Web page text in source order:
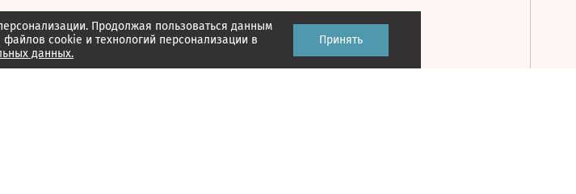
Продолжая пользоваться данным
файлов cookie и технологий персонализации в
данных.
Принять